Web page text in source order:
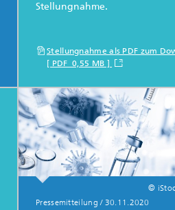
Stellungnahme.
Stellungnahme als PDF zum
[ PDF 0,55 MB ]
©
Pressemitteilung / 30.11.2020